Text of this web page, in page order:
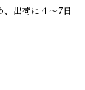
、出荷に４〜7日